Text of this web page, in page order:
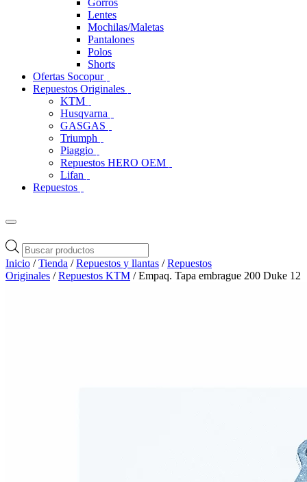
Gorros
Lentes
Mochilas/Maletas
Pantalones
Polos
Shorts
Ofertas Socopur
Repuestos Originales
KTM
Husqvarna
GASGAS
Triumph
Piaggio
Repuestos HERO OEM
Lifan
Repuestos
Búsqueda
de
productos
Inicio /Tienda /Repuestos y llantas /Repuestos
Originales /Repuestos KTM / Empaq. Tapa embrague 200 Duke 12